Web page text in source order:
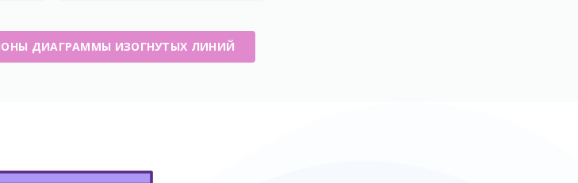
ДИАГРАММЫ ИЗОГНУТЫХ ЛИНИЙ